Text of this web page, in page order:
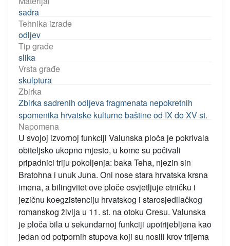
sadra
Tehnika izrade
odljev
Tip građe
slika
Vrsta građe
skulptura
Zbirka
Zbirka sadrenih odljeva fragmenata nepokretnih
spomenika hrvatske kulturne baštine od IX do XV st.
Napomena
U svojoj izvornoj funkciji Valunska ploča je pokrivala
obiteljsko ukopno mjesto, u kome su počivali
pripadnici triju pokoljenja: baka Teha, njezin sin
Bratohna i unuk Juna. Oni nose stara hrvatska krsna
imena, a bilingvitet ove ploče osvjetljuje etničku i
jezičnu koegzistenciju hrvatskog i starosjedilačkog
romanskog življa u 11. st. na otoku Cresu. Valunska
je ploča bila u sekundarnoj funkciji upotrijebljena kao
jedan od potpornih stupova koji su nosili krov trijema